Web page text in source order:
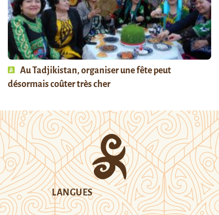
Au Tadjikistan, organiser une fête peut
désormais coûter très cher
LANGUES